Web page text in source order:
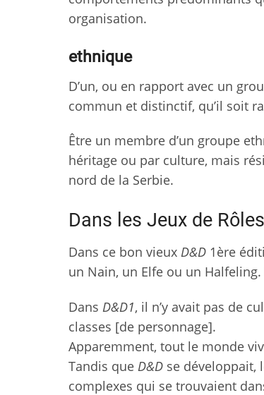
organisation.
ethnique
D’un, ou en rapport avec un
commun et distinctif, qu’il soit
Être un membre d’un groupe
héritage ou par culture, mais
nord de la Serbie.
Dans les Jeux de Rôles
Dans ce bon vieux D&D 1ère
un Nain, un Elfe ou un
Dans D&D1, il n’y avait pas de
classes [de personnage].
Apparemment, tout le monde
Tandis que D&D se développait,
complexes qui se trouvaient